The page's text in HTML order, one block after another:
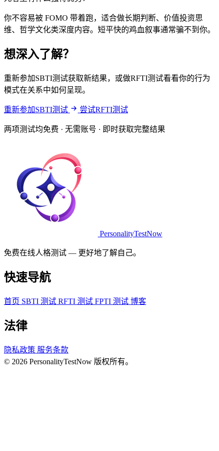
你不容易被 FOMO 带着跑，适合做长期判断、价值投资思
维、哲学文化类深度内容。短平快的鸡血叙事通常骗不到你。
想深入了解？
重新参加SBTI测试获取新结果，或做RFTI测试看看你的行为
模式在关系中如何呈现。
重新参加SBTI测试 尝试RFTI测试
两项测试均免费 · 无需账号 · 即时获取完整结果
PersonalityTestNow
免费在线人格测试 — 更好地了解自己。
快速导航
首页 SBTI 测试 RFTI 测试 FPTI 测试 博客
法律
隐私政策 服务条款
© 2026 PersonalityTestNow 版权所有。